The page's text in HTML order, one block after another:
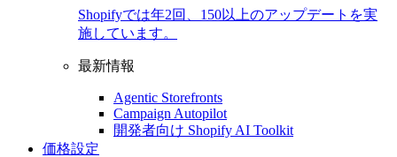
Shopifyでは年2回、150以上のアップデートを実
施しています。
最新情報
Agentic Storefronts
Campaign Autopilot
開発者向け Shopify AI Toolkit
価格設定